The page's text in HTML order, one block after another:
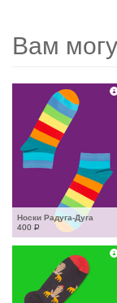
Вам
Носки Радуга-Дуга
400 Р